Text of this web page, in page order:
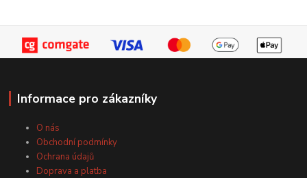
Informace pro zákazníky
O nás
Obchodní podmínky
Ochrana údajů
Doprava a platba